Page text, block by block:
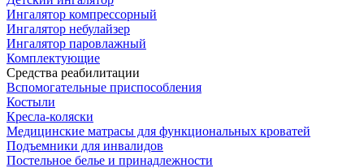
Ингалятор компрессорный
Ингалятор небулайзер
Ингалятор паровлажный
Комплектующие
Средства реабилитации
Вспомогательные приспособления
Костыли
Кресла-коляски
Медицинские матрасы для функциональных кроватей
Подъемники для инвалидов
Постельное белье и принадлежности